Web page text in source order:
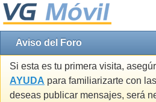
Aviso del Foro
Si esta es tu primera visita,
AYUDA para familiarizarte con
deseas publicar mensajes, será